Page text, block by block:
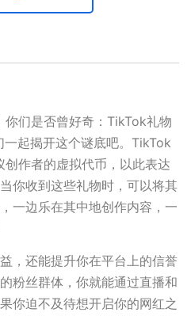
们是否曾好奇：TikTok礼物
起揭开这个谜底吧。TikTok
作者的虚拟代币，以此表达
你收到这些礼物时，可以将其
一边乐在其中地创作内容，一
，还能提升你在平台上的信誉
粉丝群体，你就能通过直播和
你迫不及待想开启你的网红之